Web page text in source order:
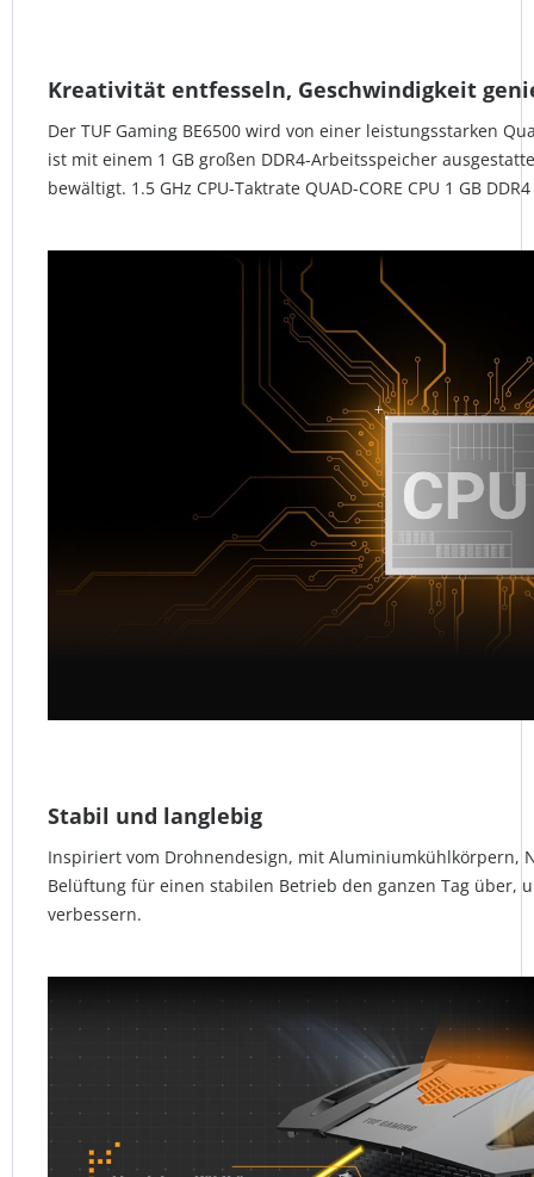
Kreativität entfesseln, Geschwindigkeit
Der TUF Gaming BE6500 wird von einer leistungsstarken
ist mit einem 1 GB großen DDR4-Arbeitsspeicher
bewältigt. 1.5 GHz CPU-Taktrate QUAD-CORE CPU 1 GB
Stabil und langlebig
Inspiriert vom Drohnendesign, mit Aluminiumkühlkörpern,
Belüftung für einen stabilen Betrieb den ganzen Tag über,
verbessern.